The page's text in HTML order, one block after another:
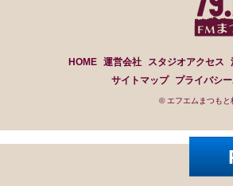
HOME 運営会社 スタジオアクセス
サイトマップ
プライバシ
© エフエムまつもと